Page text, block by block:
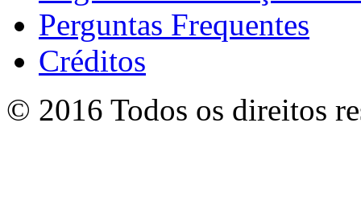
Perguntas Frequentes
Créditos
© 2016 Todos os direitos